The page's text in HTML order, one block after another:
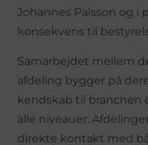
Johannes Palsson og i
konsekvens til
Samarbejdet mellem
afdeling bygger på
kendskab til branchen
alle niveauer.
direkte kontakt med